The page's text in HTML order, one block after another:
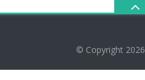
© Copyright 2026